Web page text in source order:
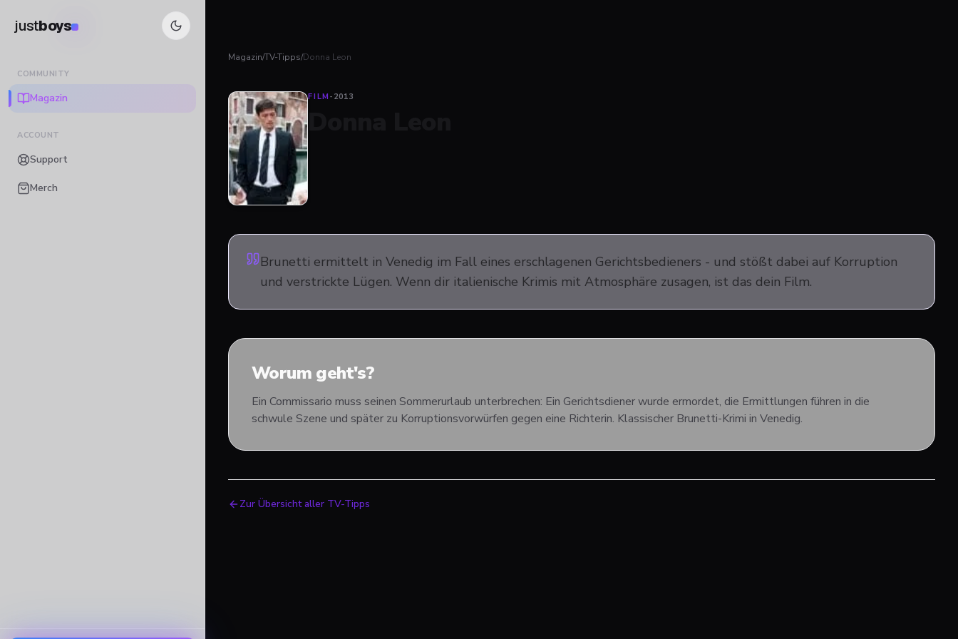
justboys
COMMUNITY
Magazin
ACCOUNT
Support
Merch
Magazin/TV-Tipps/Donna Leon
FILM· 2013
Brunetti ermittelt in Venedig im Fall eines erschlagenen Gerichtsbedieners - und stößt dabei auf Korruption
und verstrickte Lügen. Wenn dir italienische Krimis mit Atmosphäre zusagen, ist das dein Film.
Worum geht's?
Ein Commissario muss seinen Sommerurlaub unterbrechen: Ein Gerichtsdiener wurde ermordet, die Ermittlungen führen in die
schwule Szene und später zu Korruptionsvorwürfen gegen eine Richterin. Klassischer Brunetti-Krimi in Venedig.
Zur Übersicht aller TV-Tipps